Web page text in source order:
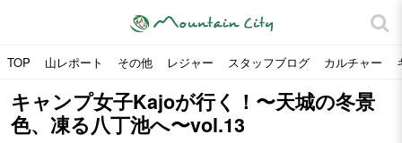
TOP 山レポート その他 レジャー スタッフブログ カルチャー
キャンプ女子Kajoが行く！〜天城の冬景
色、凍る八丁池へ〜vol.13